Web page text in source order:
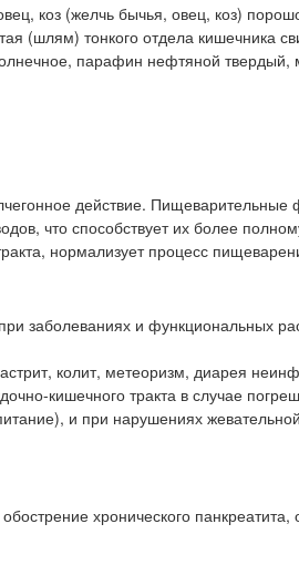
коз (желчь бычья, овец, коз)
(шлям) тонкого отдела кишечника
парафин нефтяной твердый,
действие.
что способствует их более
нормализует процесс
заболеваниях и функциональных
колит, метеоризм, диарея
кишечного тракта в случае
и при нарушениях
хронического